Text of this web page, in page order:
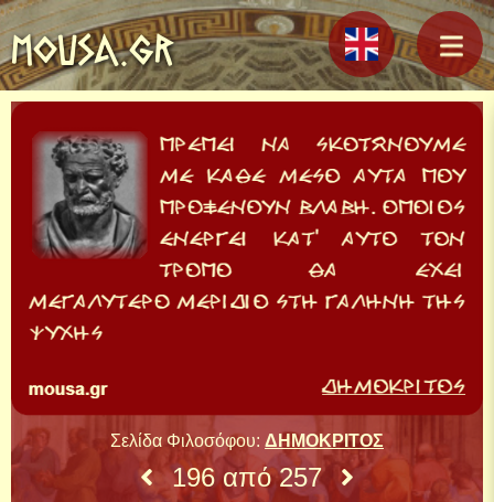
MOUSA.GR
Σελίδα Φιλοσόφου: ΔΗΜΟΚΡΙΤΟΣ
196 από 257